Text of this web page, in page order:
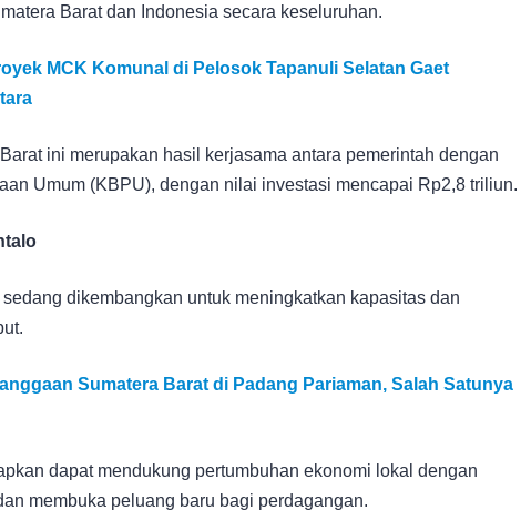
Barat dan Indonesia secara keseluruhan.
MCK Komunal di Pelosok Tapanuli Selatan Gaet
ini merupakan hasil kerjasama antara pemerintah dengan
Umum (KBPU), dengan nilai investasi mencapai Rp2,8 triliun.
dikembangkan untuk meningkatkan kapasitas dan
Sumatera Barat di Padang Pariaman, Salah Satunya
dapat mendukung pertumbuhan ekonomi lokal dengan
membuka peluang baru bagi perdagangan.